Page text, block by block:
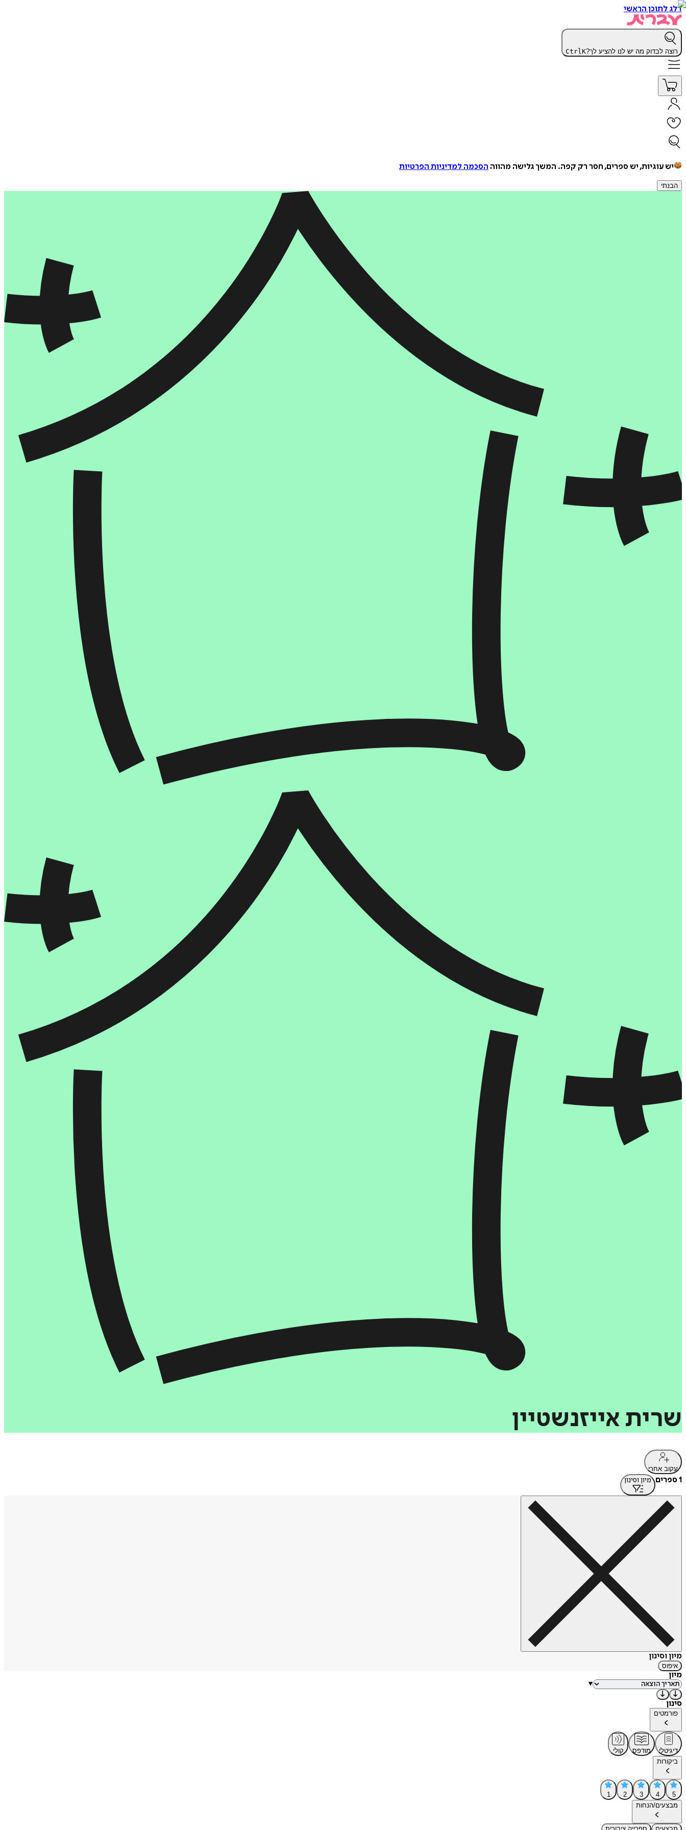
דלג לתוכן הראשי
רוצה לבדוק מה יש לנו להציע לך? CtrlK
יש עוגיות, יש ספרים, חסר רק קפה. המשך גלישה מהווה הסכמה למדיניות הפרטיות
הבנתי
שרית אייזנשטיין
עקוב אחרי
1 ספרים מיון וסינון
מיון וסינון
איפוס
מיון
▾
סינון
פורמטים
דיגיטלי מודפס
קולי
ביקורות
5
4
3
2
1
מבצעים/הנחות